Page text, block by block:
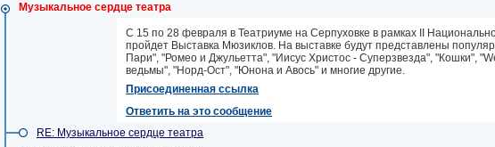
Музыкальное сердце театра
С 15 по 28 февраля в Театриуме на Серпуховке в рамках II
пройдет Выставка Мюзиклов. На выставке будут представлены
Пари", "Ромео и Джульетта", "Иисус Христос - Суперзвезда", "Кошки",
ведьмы", "Норд-Ост", "Юнона и Авось" и многие другие.
Присоединенная ссылка
Ответить на это сообщение
RE: Музыкальное сердце театра